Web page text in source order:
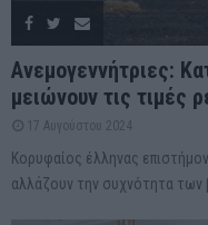
Ανεμογεννήτριες:
μειώνουν τις τιμές
17 Αυγούστου 2024
Κορυφαίος έλληνας
αλλάζουν την συχνότητα